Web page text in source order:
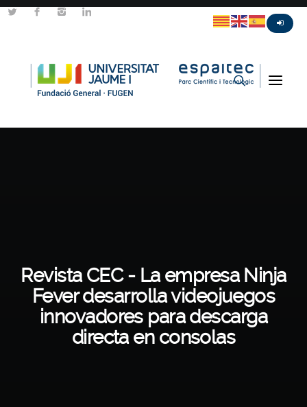
Revista CEC - La empresa Ninja
Fever desarrolla videojuegos
innovadores para descarga
directa en consolas